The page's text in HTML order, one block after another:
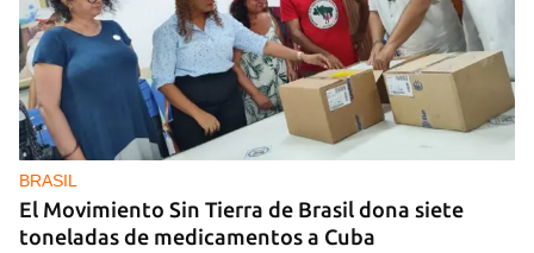
MIAMI
La hija de un diplomático castrista expulsado de
EE UU en 2003 está bajo custodia del ICE
BRASIL
El Movimiento Sin Tierra de Brasil dona siete
toneladas de medicamentos a Cuba